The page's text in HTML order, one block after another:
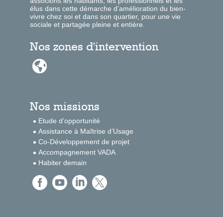
élus dans cette démarche d’amélioration du bien-
vivre chez soi et dans son quartier, pour une vie
sociale et partagée pleine et entière.
Nos zones d'intervention

Nos missions
Etude d’opportunité
Assistance à Maîtrise d’Usage
Co-Développement de projet
Accompagnement VADA
Habiter demain
   